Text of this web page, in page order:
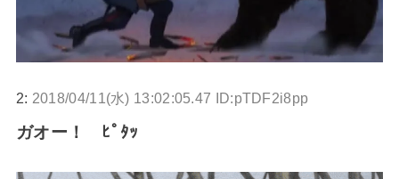
2: 2018/04/11(水) 13:02:05.47 ID:pTDF2i8pp
ガオー！ ﾋﾟﾀｯ